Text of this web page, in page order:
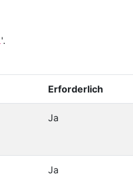
'.
Erforderlich
Ja
Ja